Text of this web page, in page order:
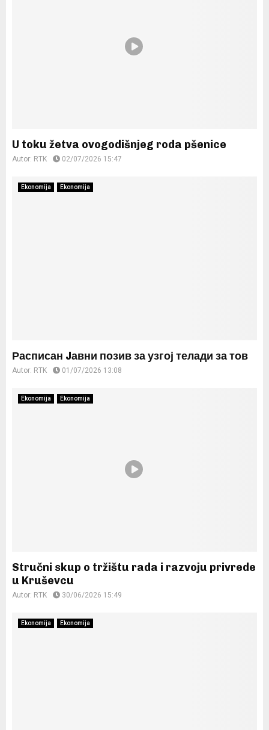
U toku žetva ovogodišnjeg roda pšenice
Autor: RTK 02/07/2026 15:47
Ekonomija Ekonomija
Расписан Jавни позив за узгој телади за тов
Autor: RTK 01/07/2026 13:08
Ekonomija Ekonomija
Stručni skup o tržištu rada i razvoju privrede
u Kruševcu
Autor: RTK 30/06/2026 15:49
Ekonomija Ekonomija